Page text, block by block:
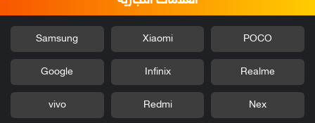
POCO
Xiaomi
Samsung
Realme
Infinix
Google
Nex
Redmi
vivo